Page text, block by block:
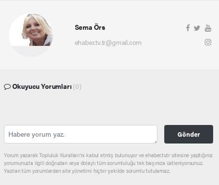
Sema Örs
ehaber.tv.tr@gmail.com
Okuyucu Yorumları (0)
Gönder
Yorum yazarak Topluluk Kuralları’nı kabul etmiş bulunuyor ve ehaber.tv.tr sitesine yaptığınız
yorumunuzla ilgili doğrudan veya dolaylı tüm sorumluluğu tek başınıza üstleniyorsunuz.
Yazılan tüm yorumlardan site yönetimi hiçbir şekilde sorumlu tutulamaz.